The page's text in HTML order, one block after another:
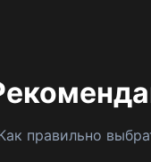
правильно